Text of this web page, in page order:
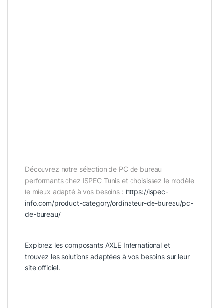
Découvrez notre sélection de PC de bureau
performants chez ISPEC Tunis et choisissez le modèle
le mieux adapté à vos besoins : https://ispec-
info.com/product-category/ordinateur-de-bureau/pc-
de-bureau/
Explorez les composants AXLE International et
trouvez les solutions adaptées à vos besoins sur leur
site officiel.